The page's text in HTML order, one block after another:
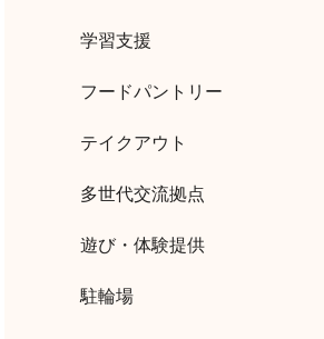
学習支援
フードパントリー
テイクアウト
多世代交流拠点
遊び・体験提供
駐輪場